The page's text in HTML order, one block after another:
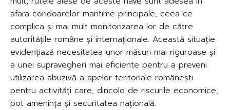
afara coridoarelor maritime principale, ceea ce
complica și mai mult monitorizarea lor de către
autoritățile române și internaționale. Această situație
evidențiază necesitatea unor măsuri mai riguroase și
a unei supravegheri mai eficiente pentru a preveni
utilizarea abuzivă a apelor teritoriale românești
pentru activități care, dincolo de riscurile economice,
pot amenința și securitatea națională.